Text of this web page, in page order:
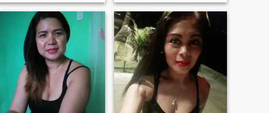
who would not lay a
on me. I am
to be honest with others, and
not